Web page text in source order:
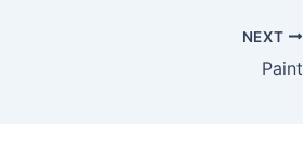
NEXT
Paint